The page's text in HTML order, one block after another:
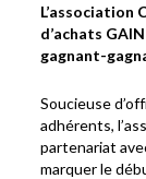
L’association
d’achats
gagnant-
Soucieuse
adhérents,
partenariat
marquer le